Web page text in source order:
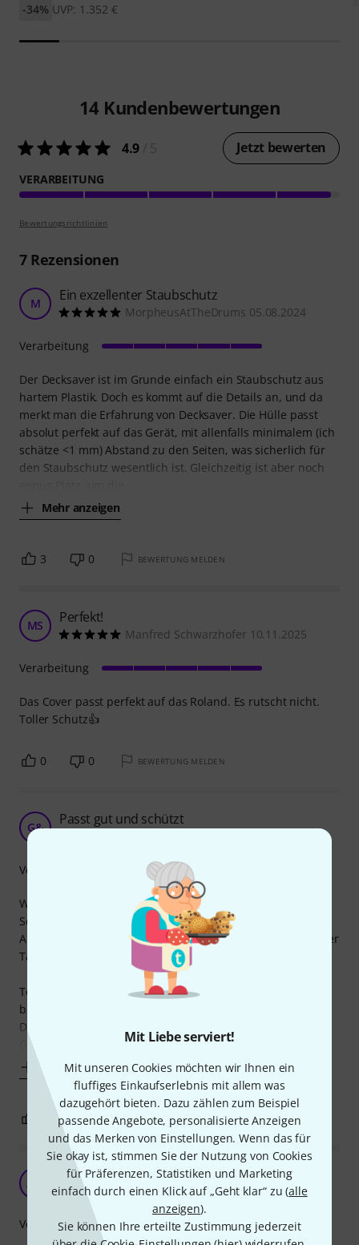
Mit Liebe serviert!
Mit unseren Cookies möchten wir Ihnen ein
fluffiges Einkaufserlebnis mit allem was
dazugehört bieten. Dazu zählen zum Beispiel
passende Angebote, personalisierte Anzeigen
und das Merken von Einstellungen. Wenn das für
Sie okay ist, stimmen Sie der Nutzung von Cookies
für Präferenzen, Statistiken und Marketing
einfach durch einen Klick auf „Geht klar“ zu (alle
anzeigen).
Sie können Ihre erteilte Zustimmung jederzeit
UVP: 1.352 €
-34%
14 Kundenbewertungen
4.9 Jetzt bewerten
VERARBEITUNG
Bewertungsrichtlinien
7Rezensionen
M Ein exzellenter Staubschutz
MorpheusAtTheDrums 05.08.2024
Der Decksaver ist im Grunde einfach ein Staubschutz aus
hartem Plastik. Doch es kommt auf die Details an, und da
merkt man die Erfahrung von Decksaver. Die Hülle passt
absolut perfekt auf das Gerät, mit allenfalls minimalem (ich
schätze <1 mm) Abstand zu den Seiten, was sicherlich für
den Staubschutz wesentlich ist. Gleichzeitig ist aber noch
Mehr anzeigen
Verarbeitung
3 0 BEWERTUNG MELDEN
MS Perfekt!
Manfred Schwarzhofer 10.11.2025
Das Cover passt perfekt auf das Roland. Es rutscht nicht.
Toller Schutz👍
Verarbeitung
0 0 BEWERTUNG MELDEN
G& Passt gut und schützt
Wie gesagt, das Teil passt wie angegossen, und bietet
Schutz gegen Staub.
Außerdem bietet es zusätzlichen Schutz beim Transport der
Tasche, gerade für die Bedienelemente.
Toll wäre, wenn man diese Haube irgendwie teilen könnte
bzw. wenn es eine kleinere Haube gäbe, die ausschließlich
Display und Bedienelemente bedeckt, sodass man nicht
Gefahr läuft durch
Mehr anzeigen
Verarbeitung
0 BEWERTUNG MELDEN
AM Aniket Muthreja 13.12.2025
Verarbeitung